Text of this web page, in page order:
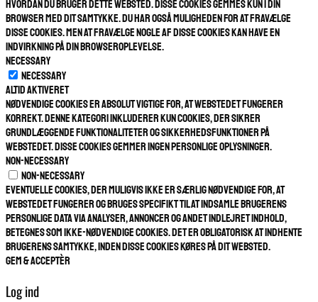
hvordan du bruger dette websted. Disse cookies gemmes kun i din
browser med dit samtykke. Du har også muligheden for at fravælge
disse cookies. Men at fravælge nogle af disse cookies kan have en
indvirkning på din browseroplevelse.
Necessary
Necessary
Altid aktiveret
Nødvendige cookies er absolut vigtige for, at webstedet fungerer
korrekt. Denne kategori inkluderer kun cookies, der sikrer
grundlæggende funktionaliteter og sikkerhedsfunktioner på
webstedet. Disse cookies gemmer ingen personlige oplysninger.
Non-necessary
Non-necessary
Eventuelle cookies, der muligvis ikke er særlig nødvendige for, at
webstedet fungerer og bruges specifikt til at indsamle brugerens
personlige data via analyser, annoncer og andet indlejret indhold,
betegnes som ikke-nødvendige cookies. Det er obligatorisk at indhente
brugerens samtykke, inden disse cookies køres på dit websted.
GEM & ACCEPTÈR
Log ind